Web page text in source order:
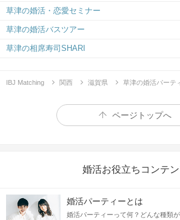
草津の婚活・恋愛セミナー
草津の婚活バスツアー
草津の相席寿司SHARI
IBJ Matching 関西 滋賀県 草津の婚活パーテ
ページトップへ
婚活お役立ちコンテ
婚活パーティーとは
婚活パーティーって何？どんな種類